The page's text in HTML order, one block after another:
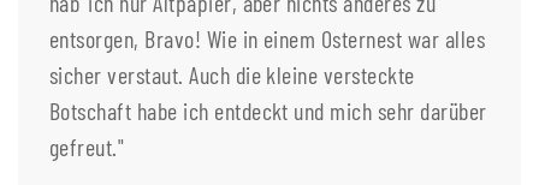
entsorgen, Bravo! Wie in einem Osternest war alles
sicher verstaut. Auch die kleine versteckte
Botschaft habe ich entdeckt und mich sehr darüber
gefreut."